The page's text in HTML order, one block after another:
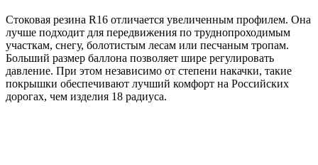
Стоковая резина R16 отличается увеличенным профилем. Она
лучше подходит для передвижения по труднопроходимым
участкам, снегу, болотистым лесам или песчаным тропам.
Больший размер баллона позволяет шире регулировать
давление. При этом независимо от степени накачки, такие
покрышки обеспечивают лучший комфорт на Российских
дорогах, чем изделия 18 радиуса.